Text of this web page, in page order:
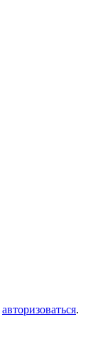
авторизоваться.